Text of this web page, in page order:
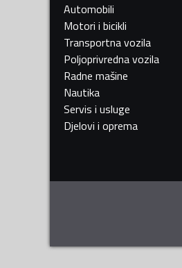
Automobili
Motori i bicikli
Transportna vozila
Poljoprivredna vozila
Radne mašine
Nautika
Servis i usluge
Djelovi i oprema